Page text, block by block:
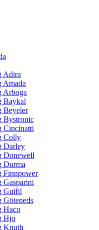
Adira
Amada
Arboga
Baykal
Beyeler
Bystronic
Cincinatti
Colly
Darley
Donewell
Durma
Finnpower
Gasparini
Guifil
Göteneds
Haco
Hjo
Knuth